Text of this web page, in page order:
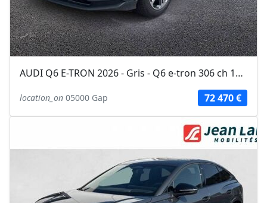
AUDI Q6 E-TRON 2026 - Gris - Q6 e-tron 306 ch 100 kWh performance S line
location_on 05000 Gap 72 470 €